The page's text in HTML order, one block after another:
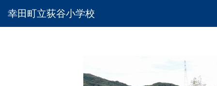
幸田町立荻谷小学校